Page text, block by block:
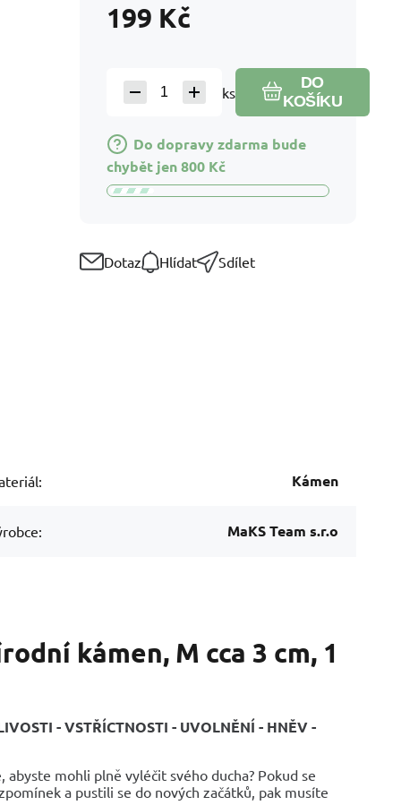
199 Kč
ks
DO
KOŠÍKU
Do dopravy zdarma bude
chybět jen800 Kč
Dotaz Hlídat Sdílet
Kámen
MaKS Team s.r.o
kámen, M cca 3 cm, 1
- VSTŘÍCTNOSTI - UVOLNĚNÍ - HNĚV -
mohli plně vyléčit svého ducha? Pokud se
a pustili se do nových začátků, pak musíte